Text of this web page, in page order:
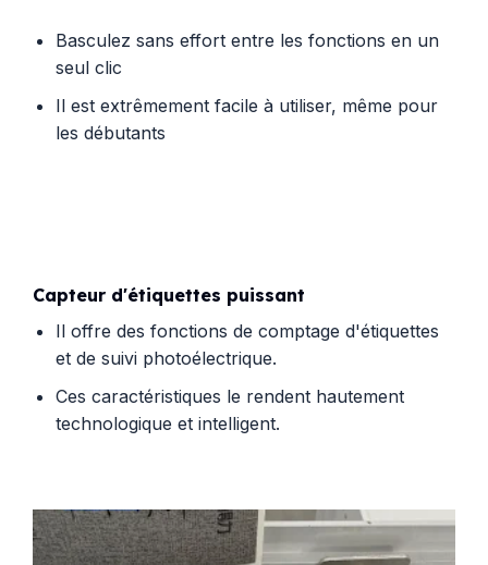
Basculez sans effort entre les fonctions en un
seul clic
Il est extrêmement facile à utiliser, même pour
les débutants
Capteur d'étiquettes puissant
Il offre des fonctions de comptage d'étiquettes
et de suivi photoélectrique.
Ces caractéristiques le rendent hautement
technologique et intelligent.